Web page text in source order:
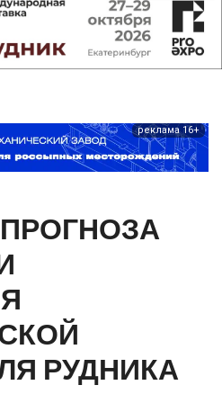
реклама 16+
ПРОГНОЗА
РУДНИКА